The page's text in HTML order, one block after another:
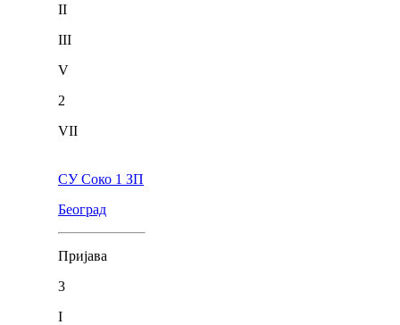
II
III
V
2
VII
СУ Соко 1 ЗП
Београд
Пријава
3
I